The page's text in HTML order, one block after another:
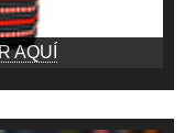
AQUÍ